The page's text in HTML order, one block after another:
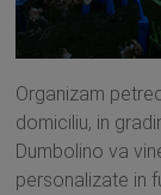
Organizam
domiciliu, in
Dumbolino va
personalizate in